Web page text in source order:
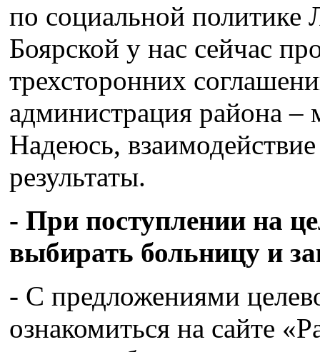
по социальной
Боярской у нас сейчас
трехсторонних
администрация района –
Надеюсь,
результаты.
- При поступлении на
выбирать больницу и
- С предложениями
ознакомиться на сайте